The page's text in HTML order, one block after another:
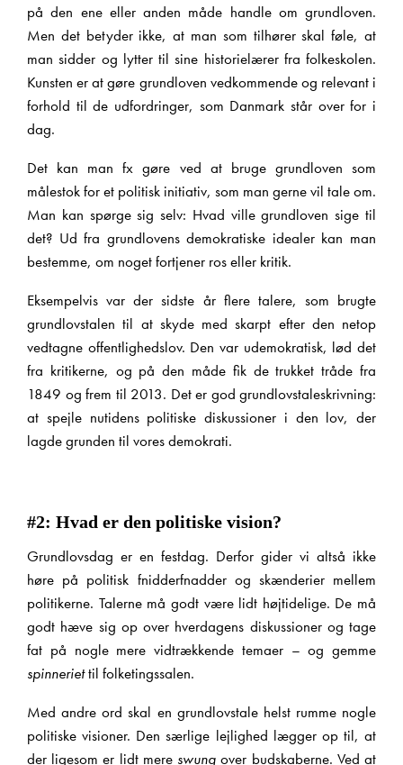
på den ene eller anden måde handle om grundloven.
Men det betyder ikke, at man som tilhører skal føle, at
man sidder og lytter til sine historielærer fra folkeskolen.
Kunsten er at gøre grundloven ved­kommende og relevant i
forhold til de udfordringer, som Danmark står over for i
dag.
Det kan man fx gøre ved at bruge grundloven som
målestok for et politisk initiativ, som man gerne vil tale om.
Man kan spørge sig selv: Hvad ville grundloven sige til
det? Ud fra grundlovens demokratiske idealer kan man
bestemme, om noget fortjener ros eller kritik.
Eksempelvis var der sidste år flere talere, som brugte
grundlovstalen til at skyde med skarpt efter den netop
vedtagne offentlighedslov. Den var udemokratisk, lød det
fra kritikerne, og på den måde fik de trukket tråde fra
1849 og frem til 2013. Det er god grundlovstaleskrivning:
at spejle nutidens politiske diskussioner i den lov, der
lagde grunden til vores demokrati.
#2: Hvad er den politiske vision?
Grundlovsdag er en festdag. Derfor gider vi altså ikke
høre på politisk fnidderfnadder og skænderier mellem
politikerne. Talerne må godt være lidt højtidelige. De må
godt hæve sig op over hverdagens diskussioner og tage
fat på nogle mere vidtrækkende temaer – og gemme
spinneriettil folketingssalen.
Med andre ord skal en grundlovstale helst rumme nogle
politiske visioner. Den særlige lejlighed lægger op til, at
der ligesom er lidt mere swung over budskaberne. Ved at